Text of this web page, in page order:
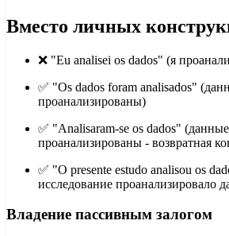
Вместо личных
❌ "Eu analisei os dados" (я
✅ "Os dados foram analisados"
проанализированы)
✅ "Analisaram-se os dados"
проанализированы - возвратная
✅ "O presente estudo analisou os
исследование проанализировало
Владение пассивным залогом